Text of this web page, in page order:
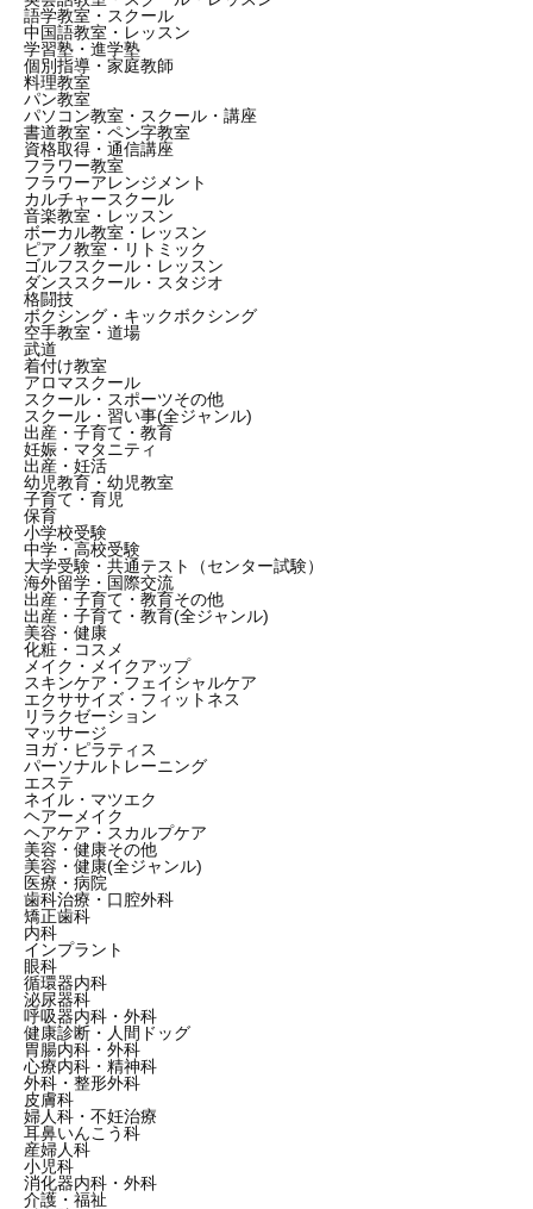
語学教室・スクール
中国語教室・レッスン
学習塾・進学塾
個別指導・家庭教師
料理教室
パン教室
パソコン教室・スクール・講座
書道教室・ペン字教室
資格取得・通信講座
フラワー教室
フラワーアレンジメント
カルチャースクール
音楽教室・レッスン
ボーカル教室・レッスン
ピアノ教室・リトミック
ゴルフスクール・レッスン
ダンススクール・スタジオ
格闘技
ボクシング・キックボクシング
空手教室・道場
武道
着付け教室
アロマスクール
スクール・スポーツその他
スクール・習い事(全ジャンル)
出産・子育て・教育
妊娠・マタニティ
出産・妊活
幼児教育・幼児教室
子育て・育児
保育
小学校受験
中学・高校受験
大学受験・共通テスト（センター試験）
海外留学・国際交流
出産・子育て・教育その他
出産・子育て・教育(全ジャンル)
美容・健康
化粧・コスメ
メイク・メイクアップ
スキンケア・フェイシャルケア
エクササイズ・フィットネス
リラクゼーション
マッサージ
ヨガ・ピラティス
パーソナルトレーニング
エステ
ネイル・マツエク
ヘアーメイク
ヘアケア・スカルプケア
美容・健康その他
美容・健康(全ジャンル)
医療・病院
歯科治療・口腔外科
矯正歯科
内科
インプラント
眼科
循環器内科
泌尿器科
呼吸器内科・外科
健康診断・人間ドッグ
胃腸内科・外科
心療内科・精神科
外科・整形外科
皮膚科
婦人科・不妊治療
耳鼻いんこう科
産婦人科
小児科
消化器内科・外科
介護・福祉